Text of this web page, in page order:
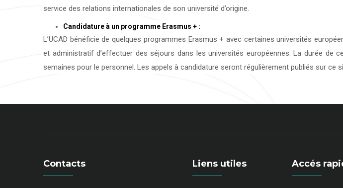
service des relations internationales de son université d’origine.
Candidature à un programme Erasmus + :
L’UCAD bénéficie de quelques programmes Erasmus + avec certaines universités
et administratif d’effectuer des séjours dans les universités européennes. La durée
semaines pour le personnel. Les appels à candidature seront régulièrement publiés sur ce
Contacts Liens utiles Accés